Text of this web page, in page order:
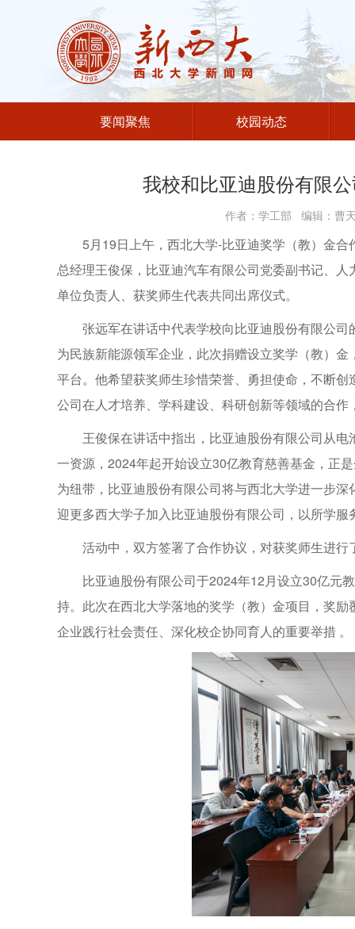
要闻聚焦 校园动态
我校和比亚迪股份有限
作者：学工部 编辑：
5月19日上午，西北大学-比亚迪奖学（教）金
总经理王俊保，比亚迪汽车有限公司党委副书记、
单位负责人、获奖师生代表共同出席仪式。
张远军在讲话中代表学校向比亚迪股份有限公
为民族新能源领军企业，此次捐赠设立奖学（教）
平台。他希望获奖师生珍惜荣誉、勇担使命，不断
公司在人才培养、学科建设、科研创新等领域的合
王俊保在讲话中指出，比亚迪股份有限公司从
一资源，2024年起开始设立30亿教育慈善基金，正
为纽带，比亚迪股份有限公司将与西北大学进一步
迎更多西大学子加入比亚迪股份有限公司，以所学
活动中，双方签署了合作协议，对获奖师生进
比亚迪股份有限公司于2024年12月设立30亿元
持。此次在西北大学落地的奖学（教）金项目，奖
企业践行社会责任、深化校企协同育人的重要举措 。